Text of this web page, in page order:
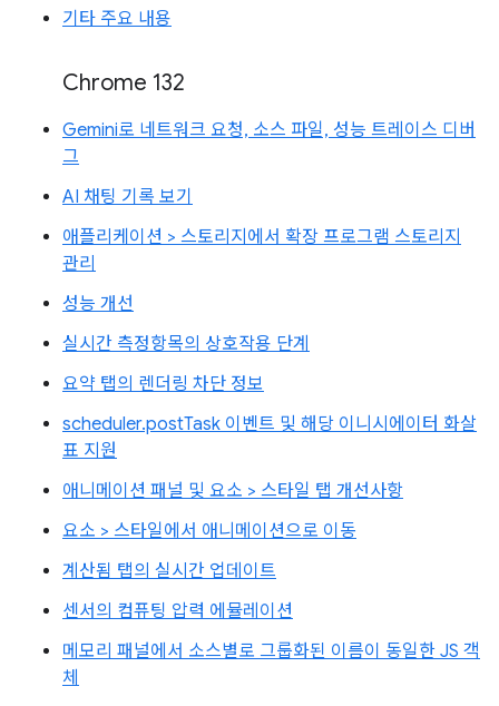
기타 주요 내용
Chrome 132
Gemini로 네트워크 요청, 소스 파일, 성능 트레이스 디버
그
AI 채팅 기록 보기
애플리케이션 > 스토리지에서 확장 프로그램 스토리지
관리
성능 개선
실시간 측정항목의 상호작용 단계
요약 탭의 렌더링 차단 정보
scheduler.postTask 이벤트 및 해당 이니시에이터 화살
표 지원
애니메이션 패널 및 요소 > 스타일 탭 개선사항
요소 > 스타일에서 애니메이션으로 이동
계산됨 탭의 실시간 업데이트
센서의 컴퓨팅 압력 에뮬레이션
메모리 패널에서 소스별로 그룹화된 이름이 동일한 JS 객
체